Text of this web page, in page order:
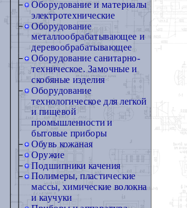
Оборудование и материалы
электротехнические
Оборудование
металлообрабатывающее и
деревообрабатывающее
Оборудование санитарно-
техническое. Замочные и
скобяные изделия
Оборудование
технологическое для легкой
и пищевой
промышленности и
бытовые приборы
Обувь кожаная
Оружие
Подшипники качения
Полимеры, пластические
массы, химические волокна
и каучуки